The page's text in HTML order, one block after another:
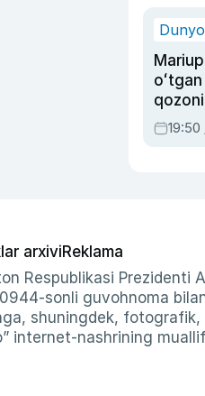
Dunyo
19:50
arxiviReklama
Respublikasi Prezidenti
sonli guvohnoma
shuningdek,
internet-nashrining